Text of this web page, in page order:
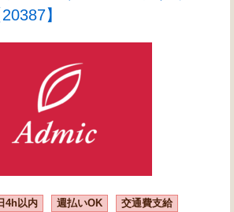
】
4h以内 週払いOK 交通費支給